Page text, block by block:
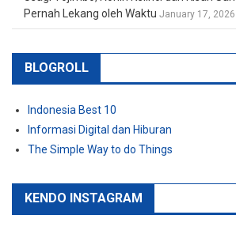
Pernah Lekang oleh Waktu January 17, 2026
BLOGROLL
Indonesia Best 10
Informasi Digital dan Hiburan
The Simple Way to do Things
KENDO INSTAGRAM